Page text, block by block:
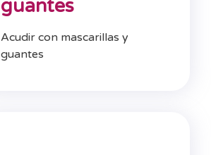
guantes
Acudir con mascarillas y
guantes